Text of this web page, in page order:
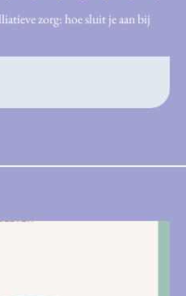
zorg: hoe sluit je aan bij